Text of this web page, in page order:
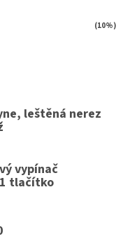
(10%)
leštěná nerez
vypínač
tlačítko